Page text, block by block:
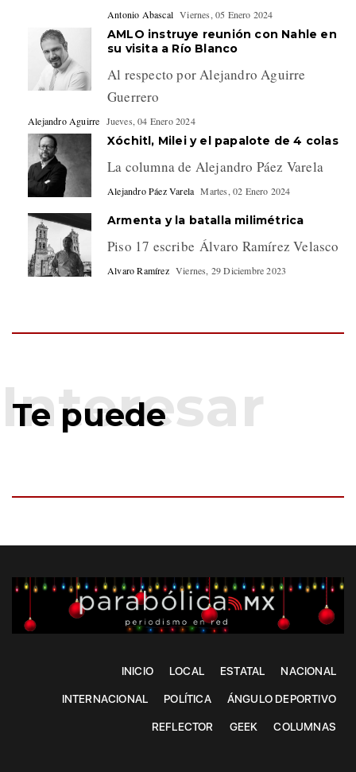
Antonio Abascal Viernes, 05 Enero 2024
AMLO instruye reunión con Nahle en
su visita a Río Blanco
Al respecto por Alejandro Aguirre
Guerrero
Alejandro Aguirre Jueves, 04 Enero 2024
Xóchitl, Milei y el papalote de 4 colas
La columna de Alejandro Páez Varela
Alejandro Páez Varela Martes, 02 Enero 2024
Armenta y la batalla milimétrica
Piso 17 escribe Álvaro Ramírez Velasco
Alvaro Ramírez Viernes, 29 Diciembre 2023
Te puede
INICIO LOCAL ESTATAL NACIONAL
INTERNACIONAL POLÍTICA ÁNGULO DEPORTIVO
REFLECTOR GEEK COLUMNAS